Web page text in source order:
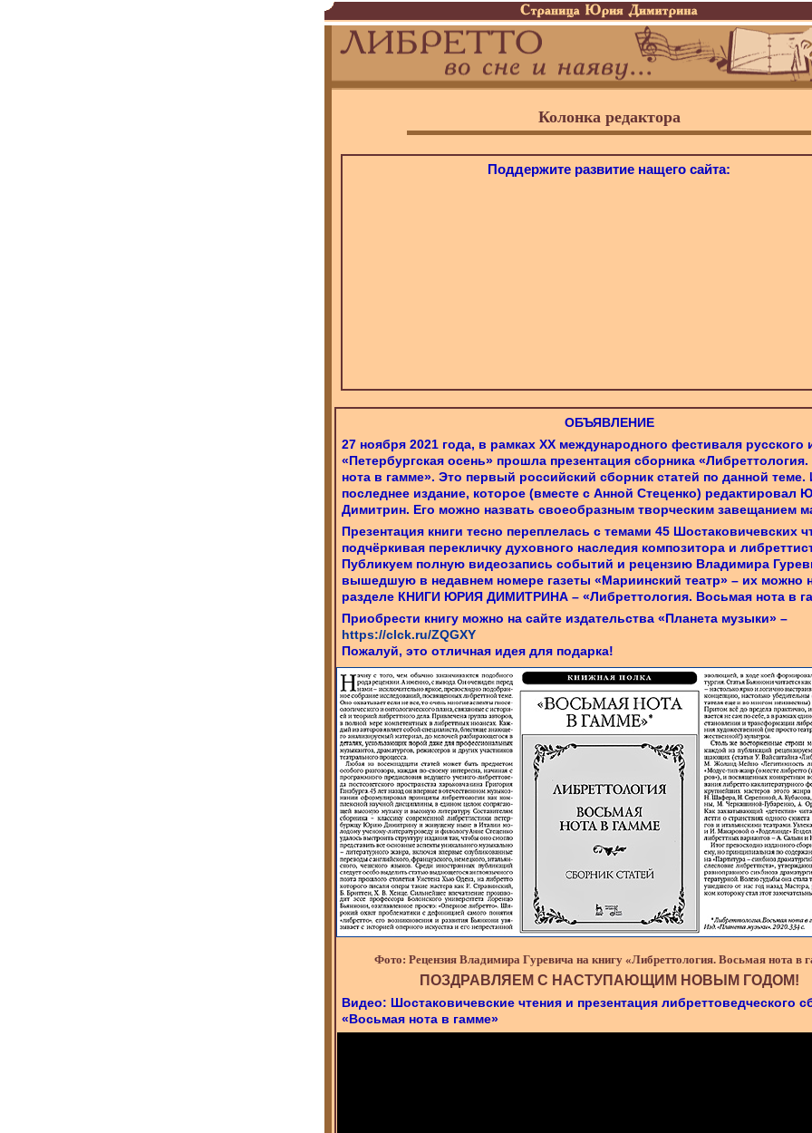
Колонка редактора
Поддержите развитие нащего сайта:
ОБЪЯВЛЕНИЕ
27 ноября 2021 года, в рамках ХХ международного фестиваля русского
«Петербургская осень» прошла презентация сборника
нота в гамме». Это первый российский сборник статей по данной теме.
последнее издание, которое (вместе с Анной Стеценко) редактировал
Димитрин. Его можно назвать своеобразным творческим завещанием
Презентация книги тесно переплелась с темами 45 Шостаковичевских
подчёркивая перекличку духовного наследия композитора и
Публикуем полную видеозапись событий и рецензию Владимира
вышедшую в недавнем номере газеты «Мариинский театр» – их можно
разделе КНИГИ ЮРИЯ ДИМИТРИНА – «Либреттология. Восьмая нота в
Приобрести книгу можно на сайте издательства «Планета музыки» –
https://clck.ru/ZQGXY
Пожалуй, это отличная идея для подарка!
Фото: Рецензия Владимира Гуревича на книгу «Либреттология. Восьмая нота в
ПОЗДРАВЛЯЕМ С НАСТУПАЮЩИМ НОВЫМ ГОДОМ!
Видео: Шостаковичевские чтения и презентация либреттоведческого
«Восьмая нота в гамме»